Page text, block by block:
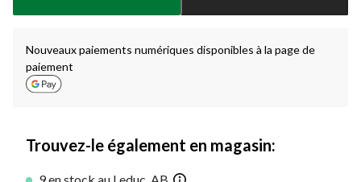
à
Nouveaux paiements numériques disponibles à la page de
paiement
Trouvez-le également en magasin: